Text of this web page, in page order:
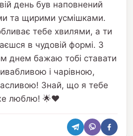
день був наповнений
та щирими усмішками.
тебе хвилями, а ти
в чудовій формі. З
днем бажаю тобі ставати
і чарівною,
Знай, що я тебе
люблю! 🌟❤️